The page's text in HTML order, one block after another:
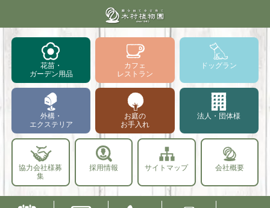
花苗・
ガーデン用品
カフェ
レストラン
ドッグラン
外構・
エクステリア
お庭の
お手入れ
法人・団体様
協力会社様募
集
採用情報 サイトマップ 会社概要